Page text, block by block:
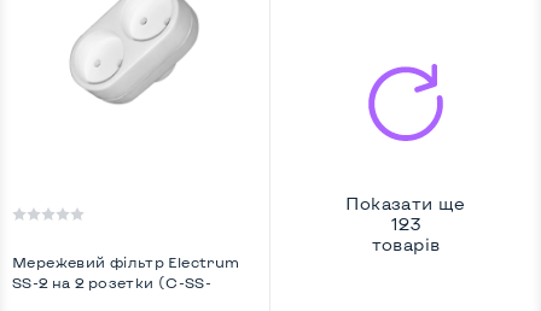
Мережевий фільтр Electrum
SS-2 на 2 розетки (C-SS-
Показати ще
123
товарів